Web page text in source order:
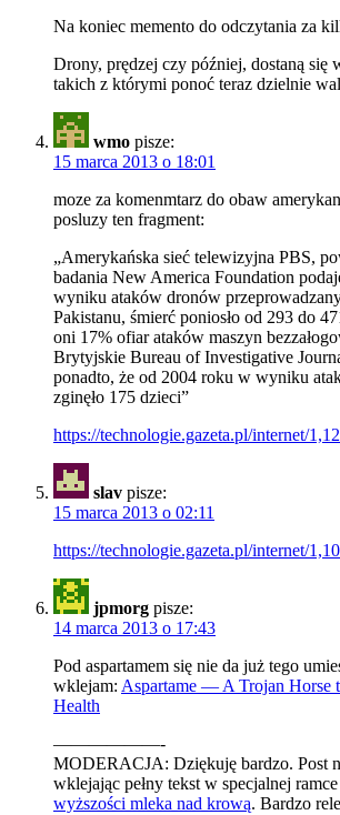
Na koniec memento do odczytania za
Drony, prędzej czy później, dostaną się
takich z którymi ponoć teraz dzielnie
wmo pisze:
15 marca 2013 o 18:01
moze za komenmtarz do obaw
posluzy ten fragment:
„Amerykańska sieć telewizyjna PBS,
badania New America Foundation
wyniku ataków dronów
Pakistanu, śmierć poniosło od 293 do
oni 17% ofiar ataków maszyn
Brytyjskie Bureau of Investigative
ponadto, że od 2004 roku w wyniku
zginęło 175 dzieci”
https://technologie.gazeta.pl/internet/
slav pisze:
15 marca 2013 o 02:11
https://technologie.gazeta.pl/internet/
jpmorg pisze:
14 marca 2013 o 17:43
Pod aspartamem się nie da już tego
wklejam: Aspartame — A Trojan Horse
Health
——————-
MODERACJA: Dziękuję bardzo. Post
wklejając pełny tekst w specjalnej
wyższości mleka nad krową. Bardzo